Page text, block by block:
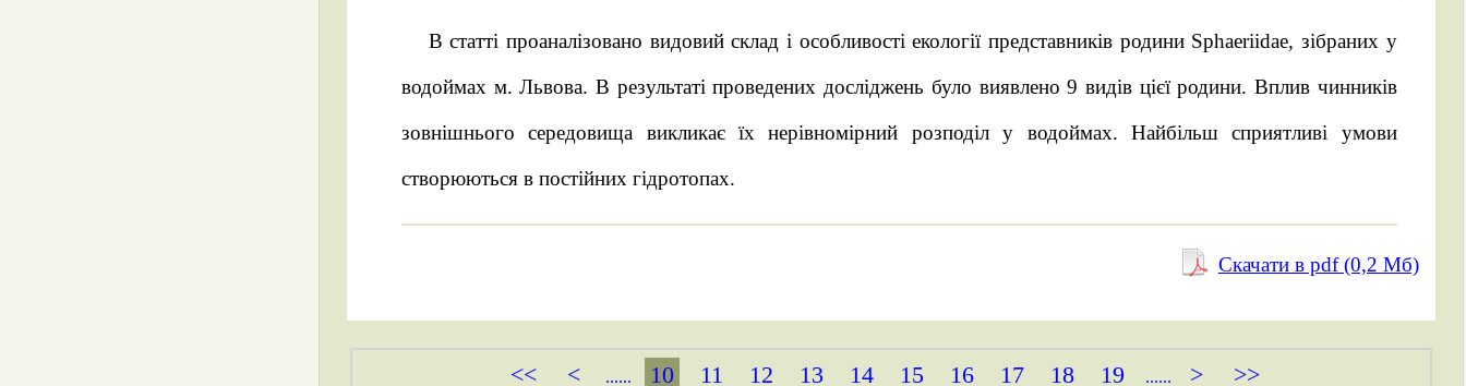
В статті проаналізовано видовий склад і особливості екології представників родини Sphaeriidae, зібраних у
водоймах м. Львова. В результаті проведених досліджень було виявлено 9 видів цієї родини. Вплив чинників
зовнішнього середовища викликає їх нерівномірний розподіл у водоймах. Найбільш сприятливі умови
створюються в постійних гідротопах.
Скачати в pdf (0,2 Mб)
<< < ...... 10 11 12 13 14 15 16 17 18 19 ...... > >>